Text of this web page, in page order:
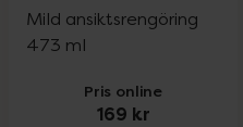
Mild ansiktsrengöring
473 ml
Pris online
169 kr